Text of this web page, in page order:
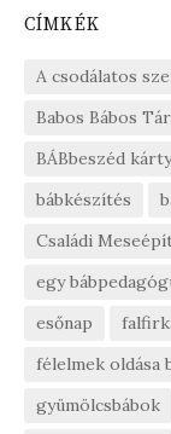
CÍMKÉK
A csodálatos
Babos Bábos
BÁBbeszéd
bábkészítés
Családi
egy
esőnap
félelmek oldása
gyümölcsbábok